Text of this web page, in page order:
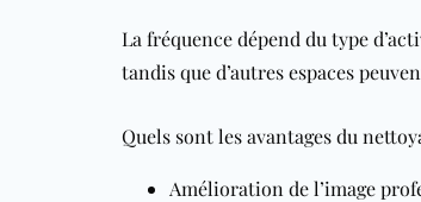
La fréquence dépend du type
tandis que d’autres espaces
Quels sont les avantages du
Amélioration de l’image